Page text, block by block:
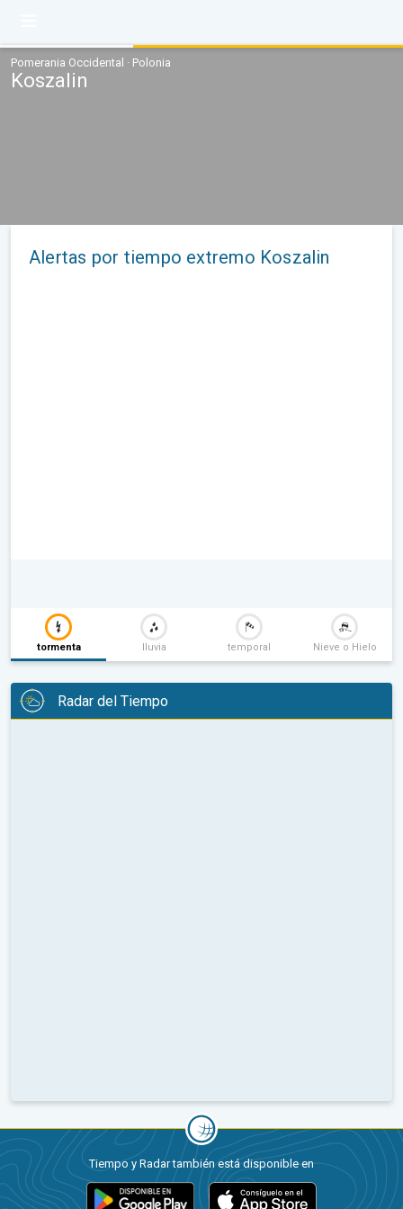
Pomerania Occidental · Polonia
Koszalin
Alertas por tiempo extremo Koszalin
tormenta lluvia temporal Nieve o Hielo
Radar del Tiempo
Tiempo y Radar también está disponible en